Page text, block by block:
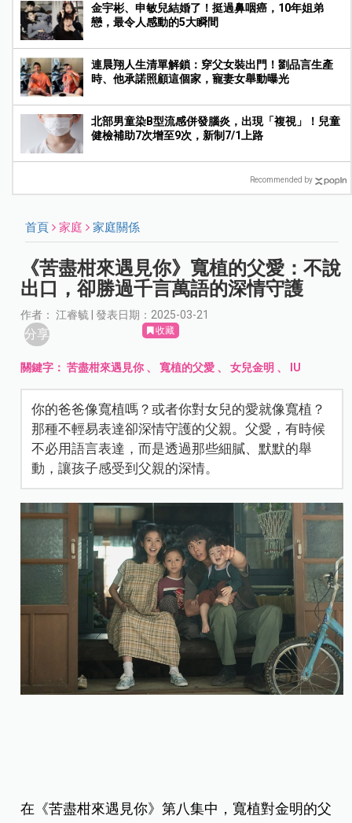
金宇彬、申敏兒結婚了！挺過鼻咽癌，10年姐弟
戀，最令人感動的5大瞬間
連晨翔人生清單解鎖：穿父女裝出門！劉品言生產
時、他承諾照顧這個家，寵妻女舉動曝光
北部男童染B型流感併發腦炎，出現「複視」！兒童
健檢補助7次增至9次，新制7/1上路
Recommended by
首頁 家庭 家庭關係
《苦盡柑來遇見你》寬植的父愛：不說
出口，卻勝過千言萬語的深情守護
作者： 江睿毓 | 發表日期：2025-03-21
分享 收藏
關鍵字：苦盡柑來遇見你 、寬植的父愛 、女兒金明 、 IU
你的爸爸像寬植嗎？或者你對女兒的愛就像寬植？
那種不輕易表達卻深情守護的父親。父愛，有時候
不必用語言表達，而是透過那些細膩、默默的舉
動，讓孩子感受到父親的深情。
在《苦盡柑來遇見你》第八集中，寬植對金明的父